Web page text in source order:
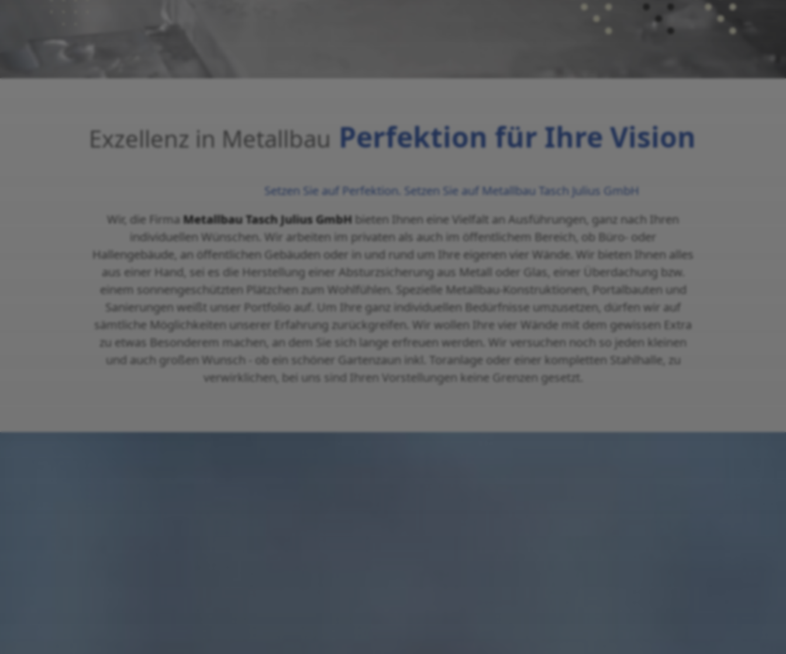
Exzellenz in Metallbau Perfektion für Ihre Vision
Setzen Sie auf Perfektion. Setzen Sie auf Metallbau Tasch Julius GmbH
Wir, die Firma Metallbau Tasch Julius GmbH bieten Ihnen eine Vielfalt an Ausführungen, ganz nach Ihren
individuellen Wünschen. Wir arbeiten im privaten als auch im öffentlichem Bereich, ob Büro- oder
Hallengebäude, an öffentlichen Gebäuden oder in und rund um Ihre eigenen vier Wände. Wir bieten Ihnen alles
aus einer Hand, sei es die Herstellung einer Absturzsicherung aus Metall oder Glas, einer Überdachung bzw.
einem sonnengeschützten Plätzchen zum Wohlfühlen. Spezielle Metallbau-Konstruktionen, Portalbauten und
Sanierungen weißt unser Portfolio auf. Um Ihre ganz individuellen Bedürfnisse umzusetzen, dürfen wir auf
sämtliche Möglichkeiten unserer Erfahrung zurückgreifen. Wir wollen Ihre vier Wände mit dem gewissen Extra
zu etwas Besonderem machen, an dem Sie sich lange erfreuen werden. Wir versuchen noch so jeden kleinen
und auch großen Wunsch - ob ein schöner Gartenzaun inkl. Toranlage oder einer kompletten Stahlhalle, zu
verwirklichen, bei uns sind Ihren Vorstellungen keine Grenzen gesetzt.